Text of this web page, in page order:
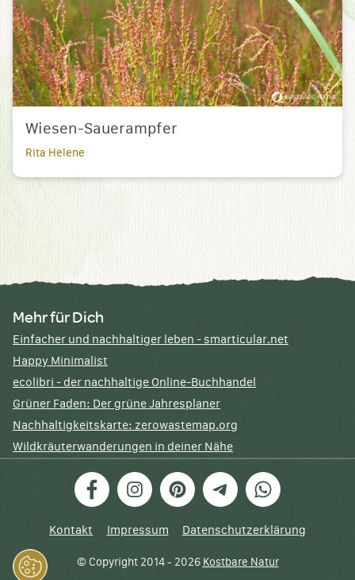
Wiesen-Sauerampfer
Rita Helene
Mehr für Dich
Einfacher und nachhaltiger leben - smarticular.net
Happy Minimalist
ecolibri - der nachhaltige Online-Buchhandel
Grüner Faden: Der grüne Jahresplaner
Nachhaltigkeitskarte: zerowastemap.org
Wildkräuterwanderungen in deiner Nähe
FacebookInstagramPinterestTelegramWhatsApp
Kontakt Impressum Datenschutzerklärung
© Copyright 2014 - 2026 Kostbare Natur